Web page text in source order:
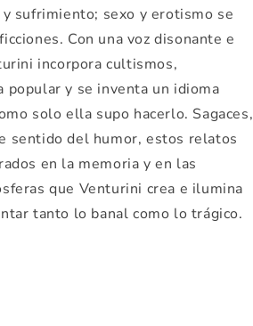
sufrimiento; sexo y erotismo se
Con una voz disonante e
incorpora cultismos,
popular y se inventa un idioma
solo ella supo hacerlo. Sagaces,
sentido del humor, estos relatos
en la memoria y en las
que Venturini crea e ilumina
tanto lo banal como lo trágico.